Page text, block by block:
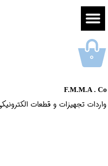
F.M.M.A . Co
واردات تجهیزات و قطعات
۰